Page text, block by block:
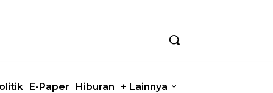
E-Paper Hiburan + Lainnya